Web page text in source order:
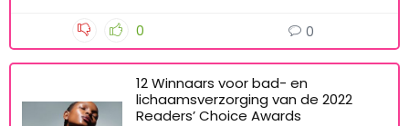
0 0
12 Winnaars voor bad- en
lichaamsverzorging van de 2022
Readers’ Choice Awards